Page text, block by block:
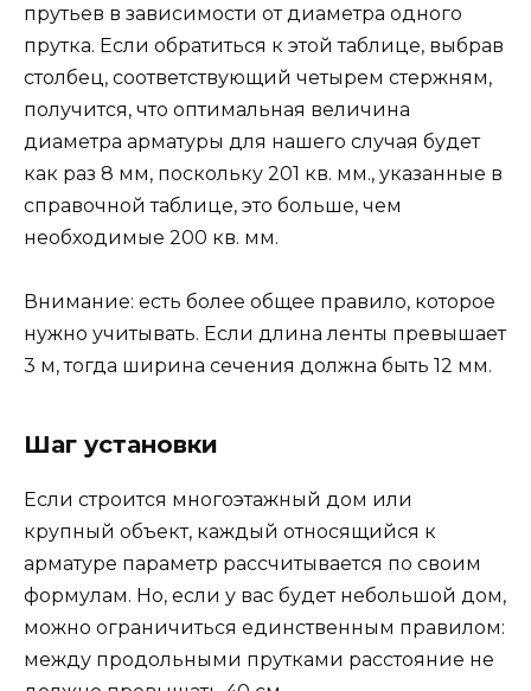
прутьев в зависимости от диаметра одного
прутка. Если обратиться к этой таблице, выбрав
столбец, соответствующий четырем стержням,
получится, что оптимальная величина
диаметра арматуры для нашего случая будет
как раз 8 мм, поскольку 201 кв. мм., указанные в
справочной таблице, это больше, чем
необходимые 200 кв. мм.
Внимание: есть более общее правило, которое
нужно учитывать. Если длина ленты превышает
3 м, тогда ширина сечения должна быть 12 мм.
Шаг установки
Если строится многоэтажный дом или
крупный объект, каждый относящийся к
арматуре параметр рассчитывается по своим
формулам. Но, если у вас будет небольшой дом,
можно ограничиться единственным правилом:
между продольными прутками расстояние не